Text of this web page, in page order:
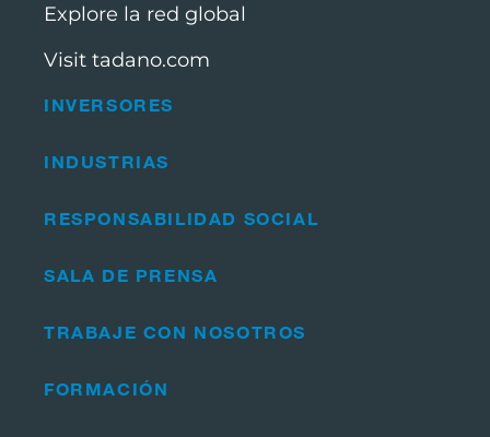
INVERSORES
INDUSTRIAS
RESPONSABILIDAD SOCIAL
SALA DE PRENSA
TRABAJE CON NOSOTROS
FORMACIÓN
Explore la red global
Visit tadano.com